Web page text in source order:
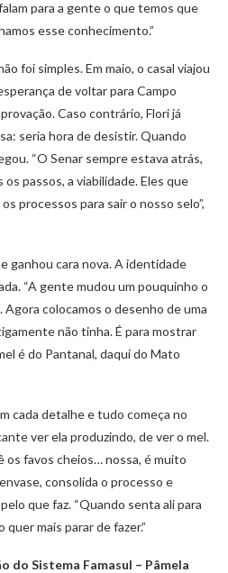
para a gente o que temos que
esse conhecimento.”
foi simples. Em maio, o casal viajou
de voltar para Campo
Caso contrário, Flori já
seria hora de desistir. Quando
“O Senar sempre estava atrás,
passos, a viabilidade. Eles que
processos para sair o nosso selo”,
ganhou cara nova. A identidade
“A gente mudou um pouquinho o
colocamos o desenho de uma
não tinha. É para mostrar
é do Pantanal, daqui do Mato
cada detalhe e tudo começa no
ver ela produzindo, de ver o mel.
os favos cheios… nossa, é muito
consolida o processo e
que faz. “Quando senta ali para
mais parar de fazer.”
do Sistema Famasul – Pâmela